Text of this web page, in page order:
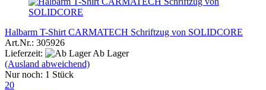
Halbarm T-Shirt CARMATECH Schriftzug von SOLIDCORE
Art.Nr.: 305926
Lieferzeit:
Ab Lager
(Ausland abweichend)
Nur noch: 1 Stück
20